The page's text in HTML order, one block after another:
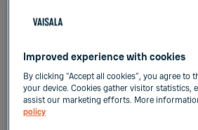
Neu unterstützte
Modulare Origo
Indigo200
Improved experience with cookies
By clicking “Accept all cookies”, you agree to
your device. Cookies gather visitor statistics,
assist our marketing efforts. More
policy